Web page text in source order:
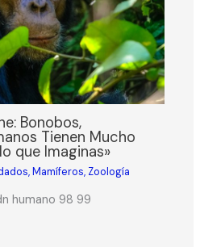
Bonobos,
Tienen Mucho
que Imaginas»
,Mamíferos, Zoología
humano 98 99